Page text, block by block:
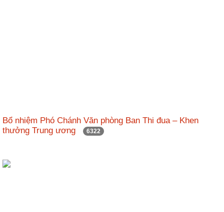
Bổ nhiệm Phó Chánh Văn phòng Ban Thi đua – Khen
thưởng Trung ương
6322